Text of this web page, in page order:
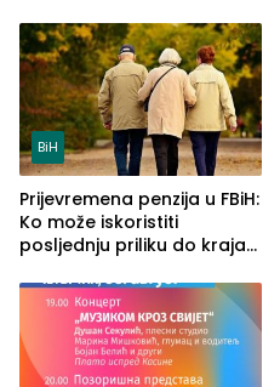
ljeta (FOTO)
BiH
Prijevremena penzija u FBiH:
Ko može iskoristiti
posljednju priliku do kraja